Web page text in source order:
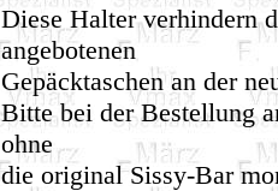
Diese Halter verhindern
angebotenen
Gepäcktaschen an der
Bitte bei der Bestellung
ohne
die original Sissy-Bar